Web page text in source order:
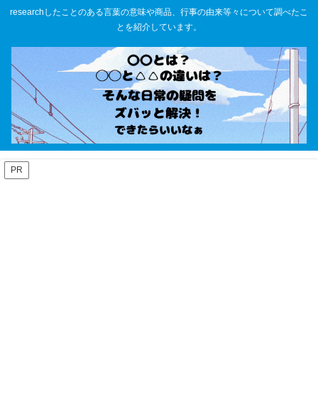
researchしたことのある言葉の意味や商品、行事の由来等々について調べたこ
とを紹介しています。
PR